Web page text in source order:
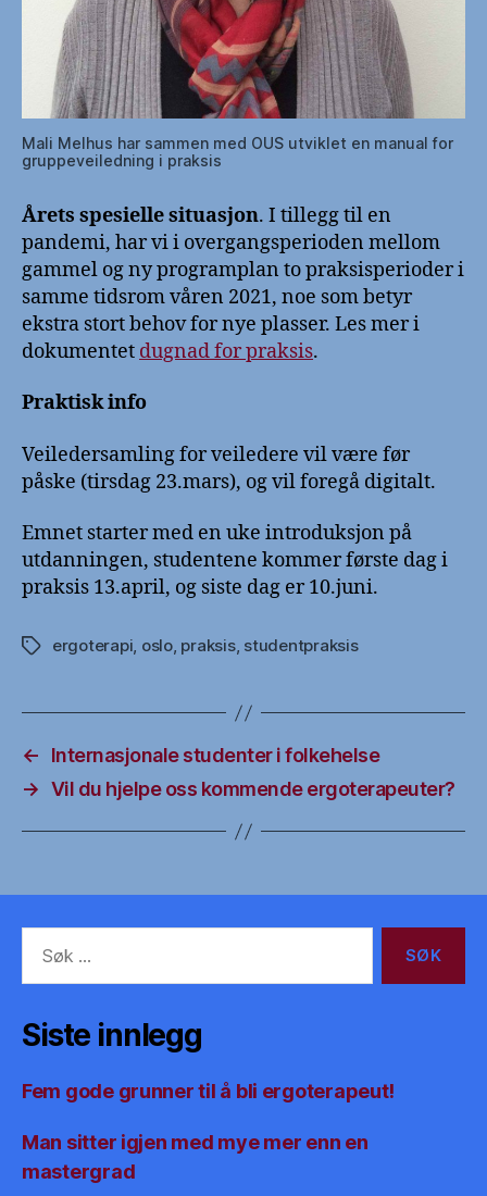
Mali Melhus har sammen med OUS utviklet en manual for
gruppeveiledning i praksis
Årets spesielle situasjon. I tillegg til en
pandemi, har vi i overgangsperioden mellom
gammel og ny programplan to praksisperioder i
samme tidsrom våren 2021, noe som betyr
ekstra stort behov for nye plasser. Les mer i
dokumentet dugnad for praksis.
Praktisk info
Veiledersamling for veiledere vil være før
påske (tirsdag 23.mars), og vil foregå digitalt.
Emnet starter med en uke introduksjon på
utdanningen, studentene kommer første dag i
praksis 13.april, og siste dag er 10.juni.
Stikkordergoterapi, oslo, praksis, studentpraksis
←
Internasjonale studenter i folkehelse
→ Vil du hjelpe oss kommende ergoterapeuter?
etter:
Siste innlegg
Fem gode grunner til å bli ergoterapeut!
Man sitter igjen med mye mer enn en
mastergrad